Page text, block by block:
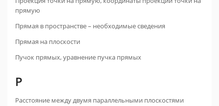
прямую
Прямая в пространстве – необходимые сведения
Прямая на плоскости
Пучок прямых, уравнение пучка прямых
Р
Расстояние между двумя параллельными плоскостями